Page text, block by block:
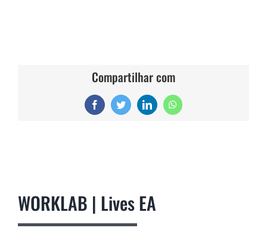
Compartilhar com
FacebookTwitterLinkedInWhatsApp
WORKLAB | Lives EA